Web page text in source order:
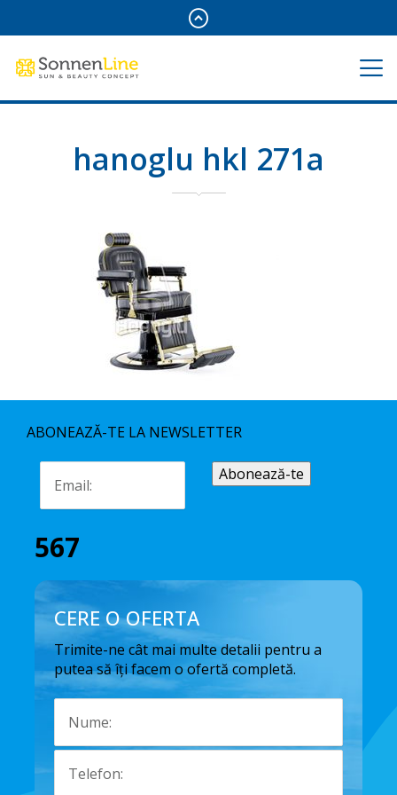
hanoglu hkl 271a
ABONEAZĂ-TE LA NEWSLETTER
567
CERE O OFERTA
Trimite-ne cât mai multe detalii pentru a
putea să îți facem o ofertă completă.